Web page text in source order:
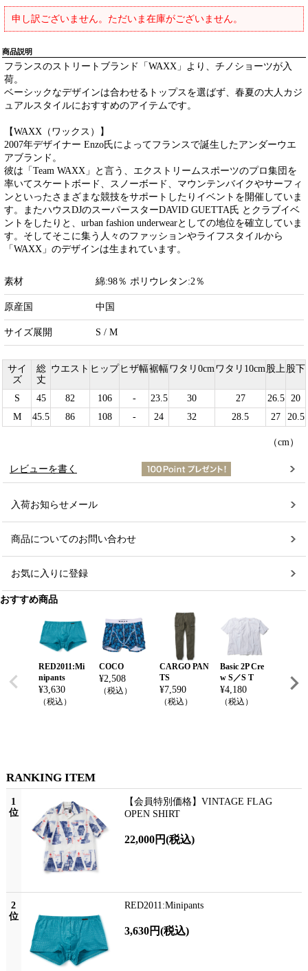
申し訳ございません。ただいま在庫がございません。
商品説明
フランスのストリートブランド「WAXX」より、チノショーツが入
荷。
ベーシックなデザインは合わせるトップスを選ばず、春夏の大人カジ
ュアルスタイルにおすすめのアイテムです。
【WAXX（ワックス）】
2007年デザイナー Enzo氏によってフランスで誕生したアンダーウエ
アブランド。
彼は「Team WAXX」と言う、エクストリームスポーツのプロ集団を
率いてスケートボード、スノーボード、マウンテンバイクやサーフィ
ンといったさまざまな競技をサポートしたりイベントを開催していま
す。またハウスDJのスーパースターDAVID GUETTA氏 とクラブイベ
ントをしたりと、urban fashion underwearとしての地位を確立していま
す。そしてそこに集う人々のファッションやライフスタイルから
「WAXX」のデザインは生まれています。
素材 綿:98％ ポリウレタン:2％
原産国 中国
サイズ展開 S / M
サイ
ズ
総
丈
ウエスト ヒップ ヒザ幅裾幅ワタリ0cm ワタリ10cm 股上 股下
S 45 82 106 - 23.5 30 27 26.5
20
M
45.5 86 108 - 24 32 28.5 27 20.5
（cm）
レビューを書く
入荷お知らせメール
商品についてのお問い合わせ
お気に入りに登録
おすすめ商品
RED2011:Mi
nipants
¥3,630
（税込）
COCO
¥2,508
（税込）
CARGO PAN
TS
¥7,590
（税込）
Basic 2P Cre
w S／S T
¥4,180
（税込）
GH
Y
RANKING ITEM
1
位
【会員特別価格】VINTAGE FLAG
OPEN SHIRT
22,000円(税込)
2
位
RED2011:Minipants
3,630円(税込)